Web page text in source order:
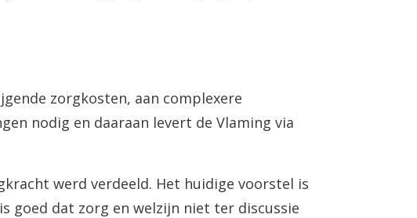
zorgkosten, aan complexere
nodig en daaraan levert de Vlaming via
werd verdeeld. Het huidige voorstel is
goed dat zorg en welzijn niet ter discussie